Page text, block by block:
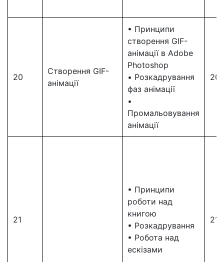
20
Створення GIF-
анімації
• Принципи
створення GIF-
анімації в Adobe
Photoshop
• Розкадрування
фаз анімації
•
Промальовування
анімації
20
21
• Принципи
роботи над
книгою
• Розкадрування
• Робота над
ескізами
21